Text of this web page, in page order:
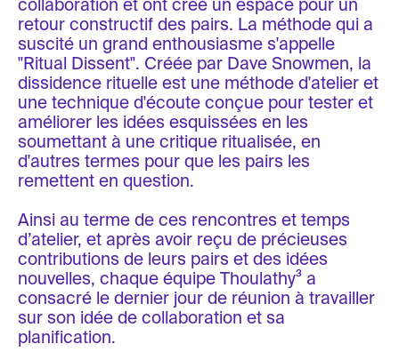
collaboration et ont créé un espace pour un
retour constructif des pairs. La méthode qui a
suscité un grand enthousiasme s'appelle
"Ritual Dissent". Créée par Dave Snowmen, la
dissidence rituelle est une méthode d'atelier et
une technique d'écoute conçue pour tester et
améliorer les idées esquissées en les
soumettant à une critique ritualisée, en
d'autres termes pour que les pairs les
remettent en question.
Ainsi au terme de ces rencontres et temps
d’atelier, et après avoir reçu de précieuses
contributions de leurs pairs et des idées
nouvelles, chaque équipe Thoulathy³ a
consacré le dernier jour de réunion à travailler
sur son idée de collaboration et sa
planification.